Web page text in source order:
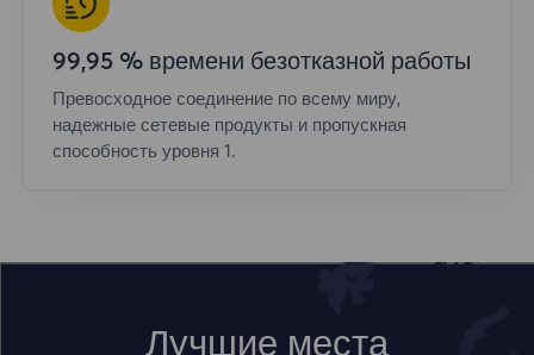
99,95 % времени безотказной работы
Превосходное соединение по всему миру,
надежные сетевые продукты и пропускная
способность уровня 1.
Лучшие места